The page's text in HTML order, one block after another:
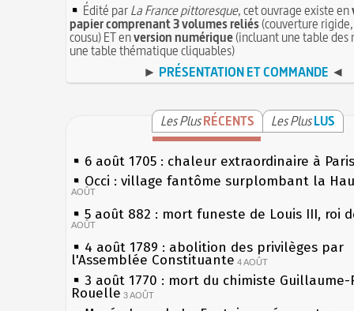
Édité parLa France pittoresque, cet ouvrage existe en
papier comprenant 3 volumes reliés(couverture
cousu) ET enversion numérique(incluant une table des
une table thématique cliquables)
► PRÉSENTATION ET COMMANDE ◄
Les PlusRÉCENTS Les PlusLUS
6 août 1705 : chaleur extraordinaire à Paris
Occi : village fantôme surplombant la
AOÛT
5 août 882 : mort funeste de Louis III, roi
AOÛT
4 août 1789 : abolition des privilèges par
l'Assemblée Constituante 4 AOÛT
3 août 1770 : mort du chimiste Guillaume-
Rouelle 3 AOÛT